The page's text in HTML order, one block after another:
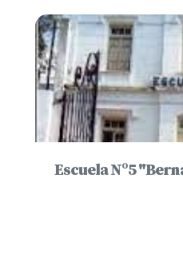
Escuela Nº5